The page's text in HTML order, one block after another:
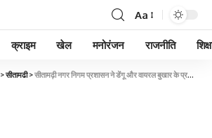
Aa
क्राइम खेल मनोरंजन राजनीति
>सीतामढी>सीतामढ़ी नगर निगम प्रशासन ने डेंगू और वायरल बुखार के प्रकोप को रोकने के लिए मंगलवार से मच्छर नियंत्रण अभियान शुरू किया है।